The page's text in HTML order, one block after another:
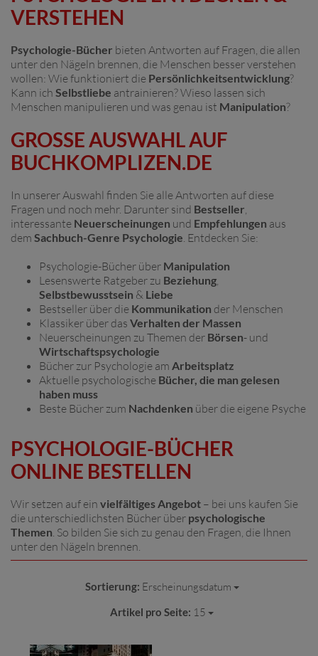
VERSTEHEN
Psychologie-Bücher bieten Antworten auf Fragen, die allen
unter den Nägeln brennen, die Menschen besser verstehen
wollen: Wie funktioniert die Persönlichkeitsentwicklung?
Kann ich Selbstliebe antrainieren? Wieso lassen sich
Menschen manipulieren und was genau ist Manipulation?
GROSSE AUSWAHL AUF B
UCHKOMPLIZEN.DE
In unserer Auswahl finden Sie alle Antworten auf diese
Fragen und noch mehr. Darunter sind Bestseller
interessante Neuerscheinungen und Empfehlungen aus
dem Sachbuch-Genre Psychologie . Entdecken Sie:
Psychologie-Bücher über Manipulation
Lesenswerte Ratgeber zu Beziehung
Selbstbewusstsein & Liebe
Bestseller über die Kommunikation der Menschen
Klassiker über das Verhalten der Massen
Neuerscheinungen zu Themen der Börsen- und
Wirtschaftspsychologie
Bücher zur Psychologie am Arbeitsplatz
Aktuelle psychologische Bücher, die man gelesen
haben muss
Beste Bücher zum Nachdenken über die eigene Psyche
PSYCHOLOGIE-BÜCHER
ONLINE BESTELLEN
Wir setzen auf ein vielfältiges Angebot – bei uns kaufen Sie
die unterschiedlichsten Bücher über psychologische
Themen . So bilden Sie sich zu genau den Fragen, die Ihnen
unter den Nägeln brennen.
Sortierung: Erscheinungsdatum
Artikel pro Seite: 15